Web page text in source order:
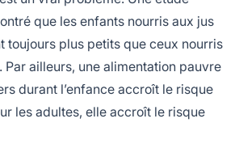
que les enfants nourris aux jus
toujours plus petits que ceux nourris
Par ailleurs, une alimentation pauvre
durant l’enfance accroît le risque
les adultes, elle accroît le risque